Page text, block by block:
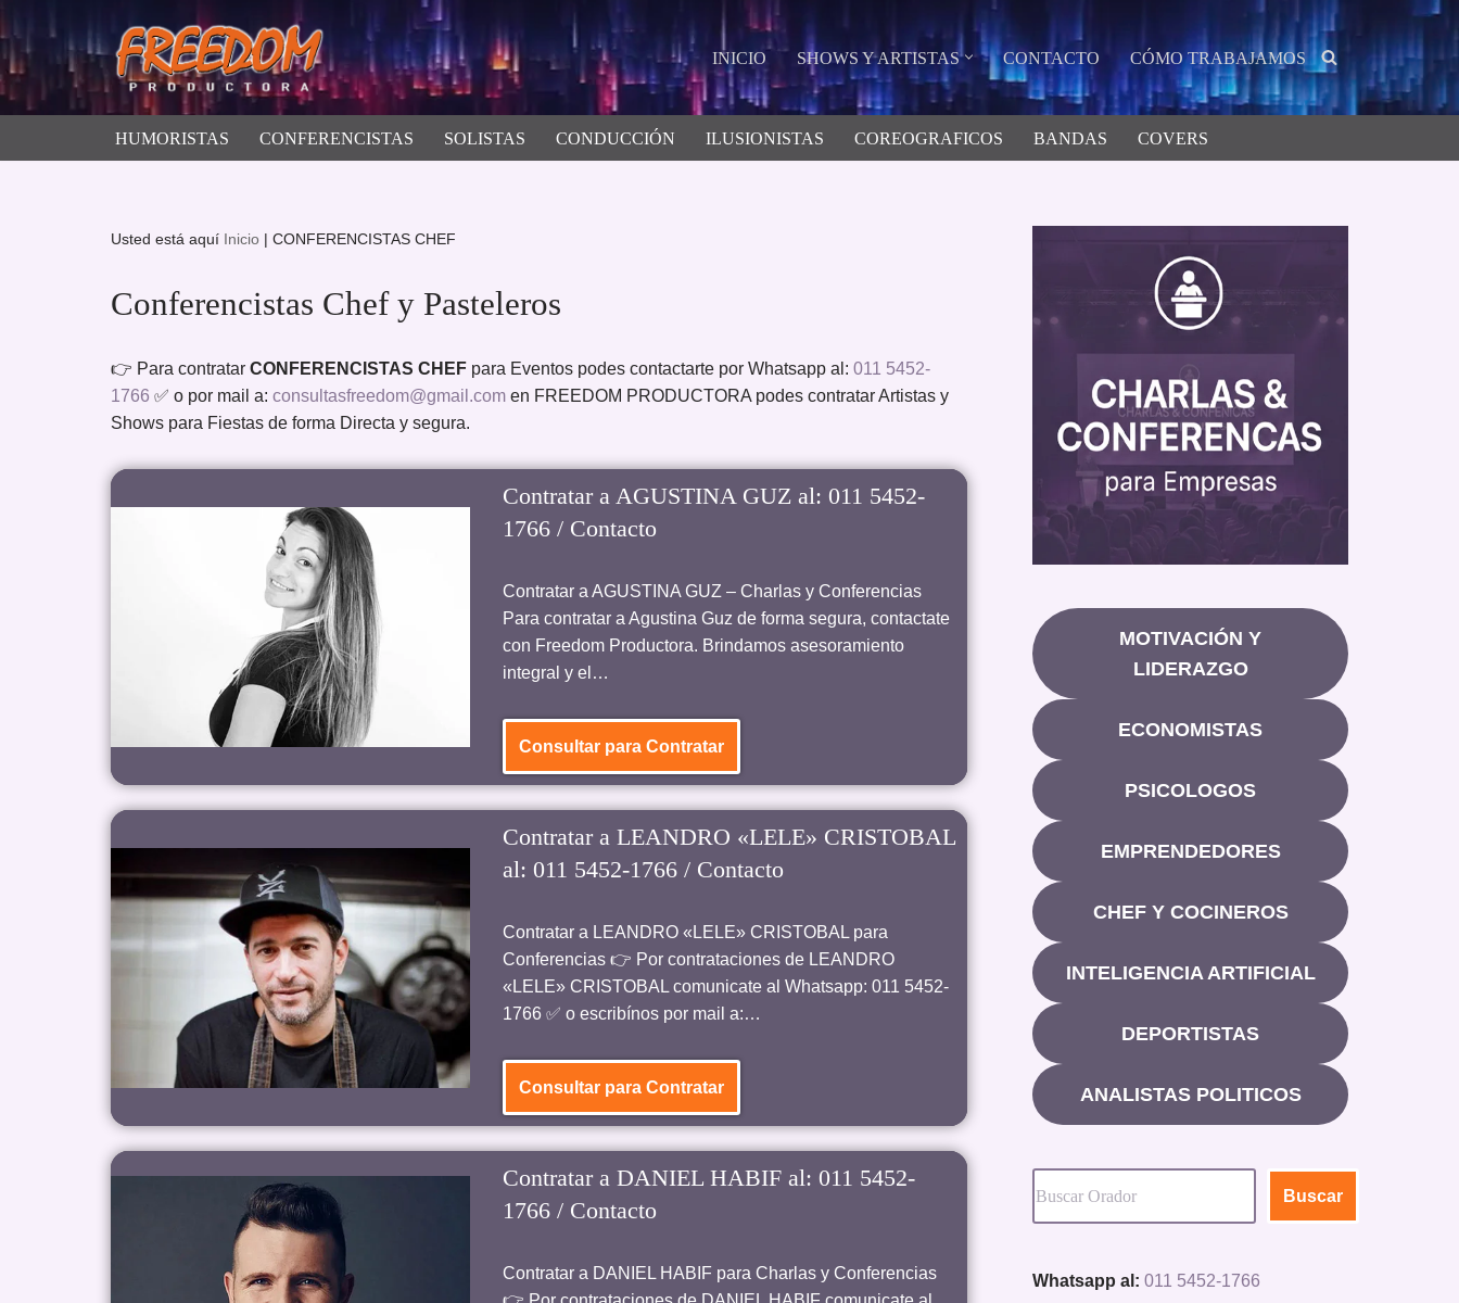
Saltar
contenido
INICIO SHOWS Y ARTISTAS CONTACTO CÓMO TRABAJAMOS
HUMORISTAS CONFERENCISTAS SOLISTAS CONDUCCIÓN ILUSIONISTAS COREOGRAFICOS BANDAS COVERS
Usted está aquí Inicio | CONFERENCISTAS CHEF
Conferencistas Chef y Pasteleros
👉 Para contratar CONFERENCISTAS CHEF para Eventos podes contactarte por Whatsapp al: 011 5452-
1766 ✅ o por mail a: consultasfreedom@gmail.com en FREEDOM PRODUCTORA podes contratar Artistas y
Shows para Fiestas de forma Directa y segura.
Contratar a AGUSTINA GUZ al: 011 5452-
1766 / Contacto
Contratar a AGUSTINA GUZ – Charlas y Conferencias
Para contratar a Agustina Guz de forma segura, contactate
con Freedom Productora. Brindamos asesoramiento
integral y el…
Consultar para Contratar
Contratar a LEANDRO «LELE» CRISTOBAL
al: 011 5452-1766 / Contacto
Contratar a LEANDRO «LELE» CRISTOBAL para
Conferencias 👉 Por contrataciones de LEANDRO
«LELE» CRISTOBAL comunicate al Whatsapp: 011 5452-
1766 ✅ o escribínos por mail a:…
Consultar para Contratar
Contratar a DANIEL HABIF al: 011 5452-
1766 / Contacto
Contratar a DANIEL HABIF para Charlas y Conferencias
MOTIVACIÓN Y
LIDERAZGO
ECONOMISTAS
PSICOLOGOS
EMPRENDEDORES
CHEF Y COCINEROS
INTELIGENCIA ARTIFICIAL
DEPORTISTAS
ANALISTAS POLITICOS
Buscar
Whatsapp al: 011 5452-1766